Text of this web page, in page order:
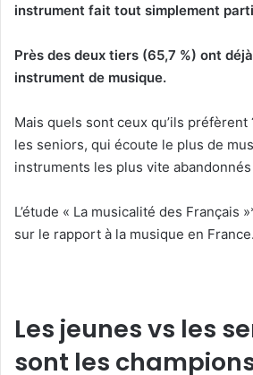
instrument fait tout simplement
Près des deux tiers (65,7 %) ont
instrument de musique.
Mais quels sont ceux qu’ils
les seniors, qui écoute le plus de
instruments les plus vite abandonnés
L’étude « La musicalité des Français
sur le rapport à la musique en France.
Les jeunes vs les
sont les